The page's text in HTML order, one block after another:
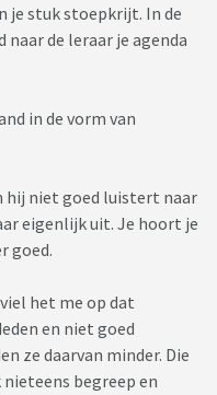
je stuk stoepkrijt. In de
de leraar je agenda
in de vorm van
hij niet goed luistert naar
eigenlijk uit. Je hoort je
goed.
het me op dat
en niet goed
ze daarvan minder. Die
begreep en